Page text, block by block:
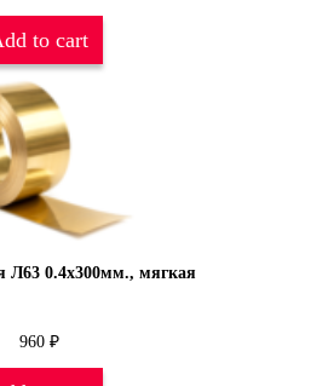
to cart
Л63 0.4х300мм., мягкая
960 ₽